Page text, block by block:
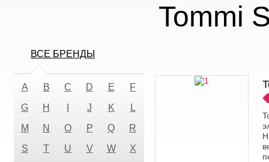
Tommi
ВСЕ БРЕНДЫ
A B C D E
F
G
H J K
L
M
N O P Q
R
S
T U V W
X